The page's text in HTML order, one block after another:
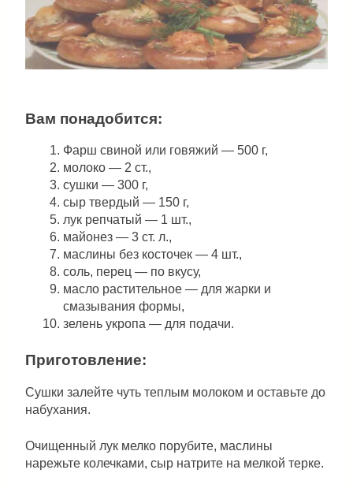
Вам понадобится:
Фарш свиной или говяжий — 500 г,
молоко — 2 ст.,
сушки — 300 г,
сыр твердый — 150 г,
лук репчатый — 1 шт.,
майонез — 3 ст. л.,
маслины без косточек — 4 шт.,
соль, перец — по вкусу,
масло растительное — для жарки и
смазывания формы,
зелень укропа — для подачи.
Приготовление:
Сушки залейте чуть теплым молоком и оставьте до
набухания.
Очищенный лук мелко порубите, маслины
нарежьте колечками, сыр натрите на мелкой терке.